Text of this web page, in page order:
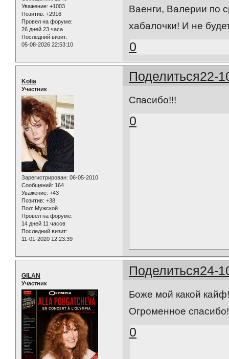
Уважение: +1003
Позитив: +2916
Провел на форуме:
26 дней 23 часа
Последний визит:
05-08-2026 22:53:10
Ваенги, Валерии по
хабалочки! И не
0
Поделиться22-
Kolia
Участник
Зарегистрирован: 06-05-2010
Сообщений: 164
Уважение: +43
Позитив: +38
Пол: Мужской
Провел на форуме:
14 дней 11 часов
Последний визит:
11-01-2020 12:23:39
Спасибо!!!
0
Поделиться24-
GILAN
Участник
Боже мой какой
Огроменное
0